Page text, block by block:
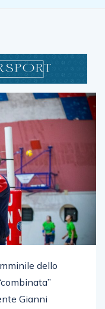
dello
Gianni